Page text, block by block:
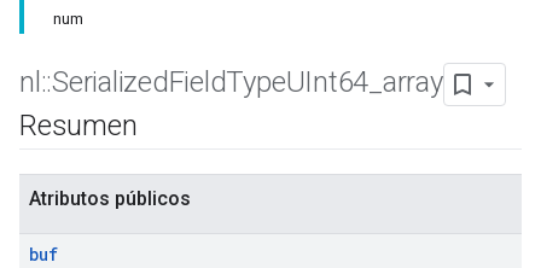
num
nl ::SerializedFieldTypeUInt64 array
Resumen
Atributos públicos
buf